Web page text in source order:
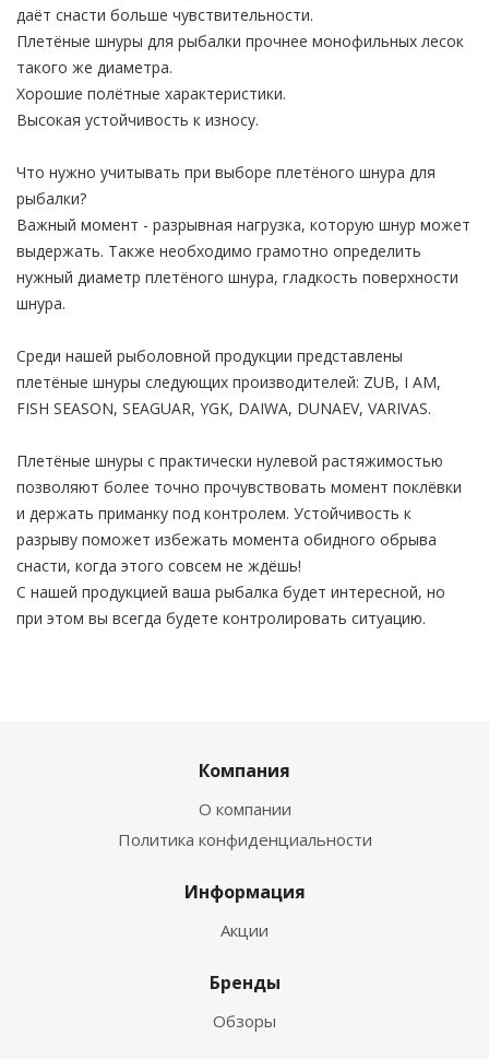
даёт снасти больше чувствительности.
Плетёные шнуры для рыбалки прочнее монофильных лесок
такого же диаметра.
Хорошие полётные характеристики.
Высокая устойчивость к износу.
Что нужно учитывать при выборе плетёного шнура для
рыбалки?
Важный момент - разрывная нагрузка, которую шнур может
выдержать. Также необходимо грамотно определить
нужный диаметр плетёного шнура, гладкость поверхности
шнура.
Среди нашей рыболовной продукции представлены
плетёные шнуры следующих производителей: ZUB, I AM,
FISH SEASON, SEAGUAR, YGK, DAIWA, DUNAEV, VARIVAS.
Плетёные шнуры с практически нулевой растяжимостью
позволяют более точно прочувствовать момент поклёвки
и держать приманку под контролем. Устойчивость к
разрыву поможет избежать момента обидного обрыва
снасти, когда этого совсем не ждёшь!
С нашей продукцией ваша рыбалка будет интересной, но
при этом вы всегда будете контролировать ситуацию.
Компания
О компании
Политика конфиденциальности
Информация
Акции
Бренды
Обзоры